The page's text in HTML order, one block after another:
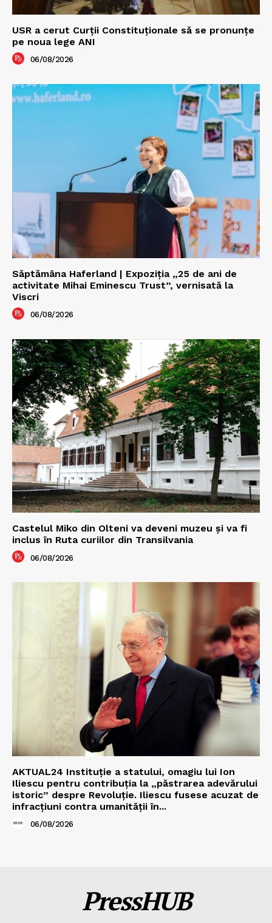
USR a cerut Curții Constituționale să se pronunțe
pe noua lege ANI
06/08/2026
Săptămâna Haferland | Expoziţia „25 de ani de
activitate Mihai Eminescu Trust”, vernisată la
Viscri
06/08/2026
Castelul Miko din Olteni va deveni muzeu şi va fi
inclus în Ruta curiilor din Transilvania
06/08/2026
AKTUAL24 Instituție a statului, omagiu lui Ion
Iliescu pentru contribuția la „păstrarea adevărului
istoric” despre Revoluție. Iliescu fusese acuzat de
infracțiuni contra umanității în...
06/08/2026
PressHUB